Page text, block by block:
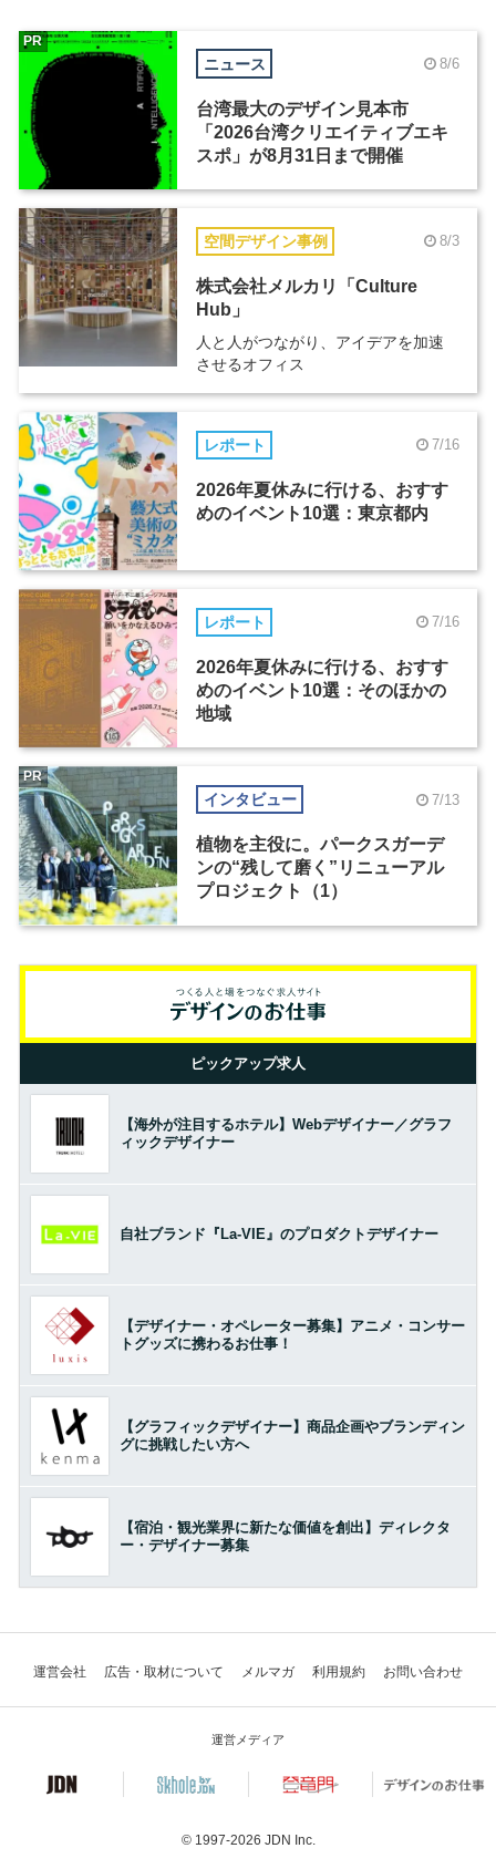
ニュース 8/6
台湾最大のデザイン見本市
「2026台湾クリエイティブエキ
スポ」が8月31日まで開催
PR
空間デザイン事例 8/3
株式会社メルカリ「Culture
Hub」
人と人がつながり、アイデアを加速
させるオフィス
レポート 7/16
2026年夏休みに行ける、おすす
めのイベント10選：東京都内
レポート 7/16
2026年夏休みに行ける、おすす
めのイベント10選：そのほかの
地域
インタビュー 7/13
植物を主役に。パークスガーデ
ンの“残して磨く”リニューアル
プロジェクト（1）
PR
ピックアップ求人
【海外が注目するホテル】Webデザイナー／グラフ
ィックデザイナー
自社ブランド『La-VIE』のプロダクトデザイナー
【デザイナー・オペレーター募集】アニメ・コンサー
トグッズに携わるお仕事！
【グラフィックデザイナー】商品企画やブランディン
グに挑戦したい方へ
【宿泊・観光業界に新たな価値を創出】ディレクタ
ー・デザイナー募集
運営会社 広告・取材について メルマガ 利用規約 お問い合わせ
運営メディア
© 1997-2026 JDN Inc.